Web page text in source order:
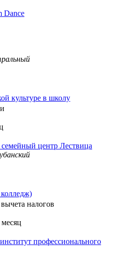
Dance
культуре в школу
центр Лествица
налогов
профессионального